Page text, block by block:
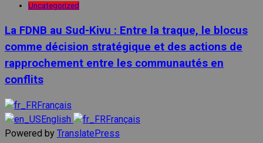
Uncategorized
La FDNB au Sud-Kivu : Entre la traque, le blocus
comme décision stratégique et des actions de
rapprochement entre les communautés en
conflits
Français
English
Français
Powered by TranslatePress